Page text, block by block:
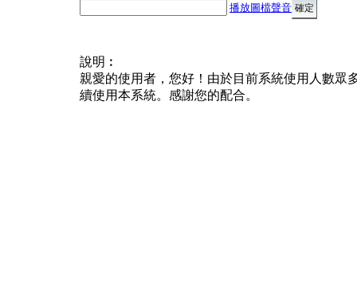
播放圖檔聲音
說明︰
親愛的使用者，您好！由於目前系統使用人數眾
續使用本系統。感謝您的配合。